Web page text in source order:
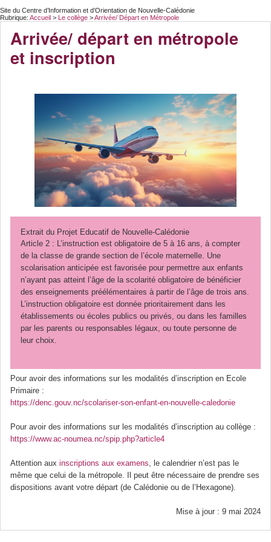
Site du Centre d’Information et d’Orientation de Nouvelle-Calédonie
Rubrique: Accueil > Le collège >Arrivée/ Départ en Métropole
Arrivée/ départ en métropole
et inscription
Extrait du Projet Educatif de Nouvelle-Calédonie
Article 2 : L’instruction est obligatoire de 5 à 16 ans, à compter
de la classe de grande section de l’école maternelle. Une
scolarisation anticipée est favorisée pour permettre aux enfants
n’ayant pas atteint l’âge de la scolarité obligatoire de bénéficier
des enseignements préélémentaires à partir de l’âge de trois ans.
L’instruction obligatoire est donnée prioritairement dans les
établissements ou écoles publics ou privés, ou dans les familles
par les parents ou responsables légaux, ou toute personne de
leur choix.
Pour avoir des informations sur les modalités d’inscription en Ecole
Primaire :
https://denc.gouv.nc/scolariser-son-enfant-en-nouvelle-caledonie
Pour avoir des informations sur les modalités d’inscription au collège :
https://www.ac-noumea.nc/spip.php?article4
Attention aux inscriptions aux examens, le calendrier n’est pas le
même que celui de la métropole. Il peut être nécessaire de prendre ses
dispositions avant votre départ (de Calédonie ou de l’Hexagone).
Mise à jour : 9 mai 2024